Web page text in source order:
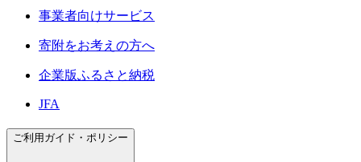
事業者向けサービス
寄附をお考えの方へ
企業版ふるさと納税
JFA
ご利用ガイド・ポリシー